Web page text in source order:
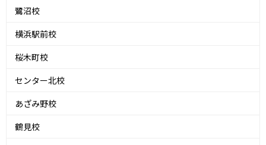
鷺沼校
横浜駅前校
桜木町校
センター北校
あざみ野校
鶴見校